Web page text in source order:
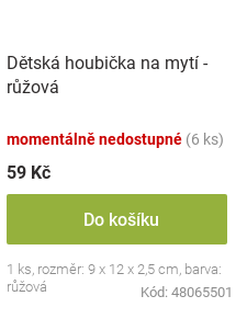
Dětská houbička na mytí -
růžová
momentálně nedostupné (6 ks)
59 Kč
Do košíku
1 ks, rozměr: 9 x 12 x 2,5 cm, barva:
růžová
Kód: 48065501